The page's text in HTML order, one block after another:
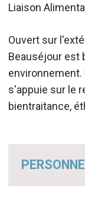
Liaison
Ouvert sur
Beauséjour est
s'appuie sur le
bientraitance,